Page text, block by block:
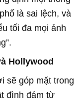
là sai lệch, và
tối đa mọi ảnh
Hollywood
sẽ góp mặt trong
đình đám từ